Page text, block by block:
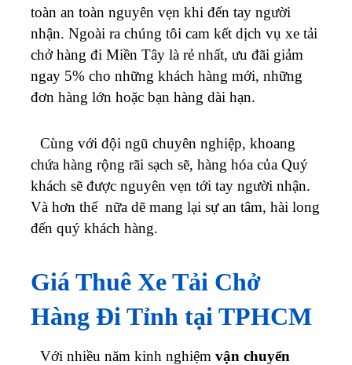
toàn an toàn nguyên vẹn khi đến tay người
nhận. Ngoài ra chúng tôi cam kết dịch vụ xe tải
chở hàng đi Miền Tây là rẻ nhất, ưu đãi giảm
ngay 5% cho những khách hàng mới, những
đơn hàng lớn hoặc bạn hàng dài hạn.
Cùng với đội ngũ chuyên nghiệp, khoang
chứa hàng rộng rãi sạch sẽ, hàng hóa của Quý
khách sẽ được nguyên vẹn tới tay người nhận.
Và hơn thế nữa dẽ mang lại sự an tâm, hài long
đến quý khách hàng.
Giá Thuê Xe Tải Chở
Hàng Đi Tỉnh tại TPHCM
Với nhiều năm kinh nghiệm vận chuyển